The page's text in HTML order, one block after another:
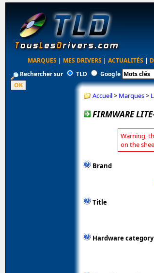
MARQUES | MES DRIVERS | ACTUALITÉS |
Rechercher sur
TLD Google
Accueil> Marques>
FIRMWARE
Warning,
on the
Brand
Title
Hardware category